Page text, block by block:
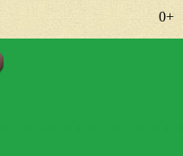
0+